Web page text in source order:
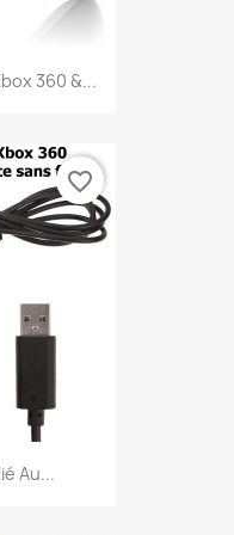
360 &...
Au...
favorite_border